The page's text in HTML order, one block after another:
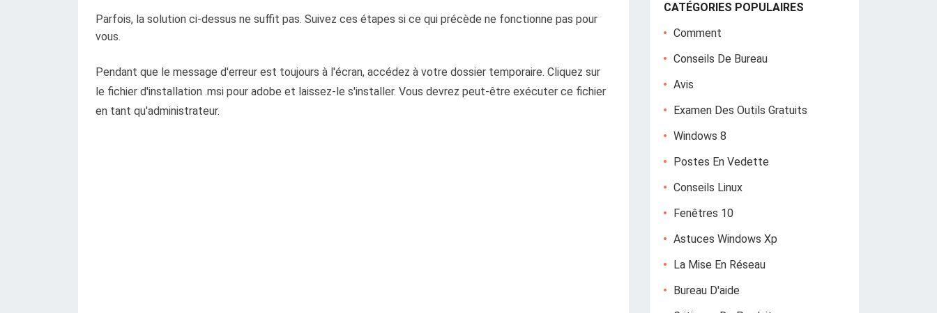
Parfois, la solution ci-dessus ne suffit pas. Suivez ces étapes si ce qui précède ne fonctionne pas pour
vous.
Pendant que le message d'erreur est toujours à l'écran, accédez à votre dossier temporaire. Cliquez sur
le fichier d'installation .msi pour adobe et laissez-le s'installer. Vous devrez peut-être exécuter ce fichier
en tant qu'administrateur.
CATÉGORIES POPULAIRES
Comment
Conseils De Bureau
Avis
Examen Des Outils Gratuits
Windows 8
Postes En Vedette
Conseils Linux
Fenêtres 10
Astuces Windows Xp
La Mise En Réseau
Bureau D'aide